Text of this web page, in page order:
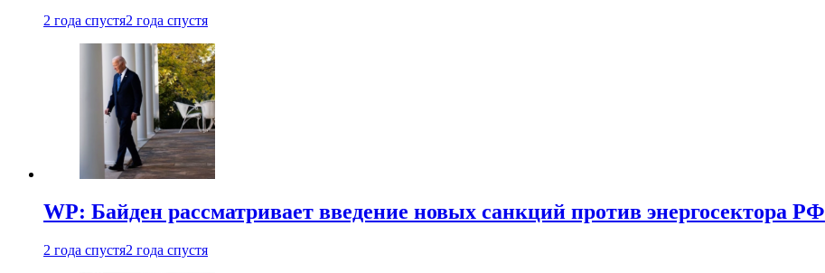
2 года спустя2 года спустя
WP: Байден рассматривает введение новых санкций против энергосектора РФ
2 года спустя2 года спустя